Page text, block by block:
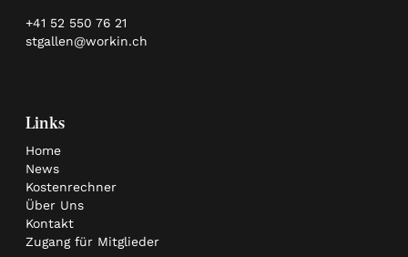
+41 52 550 76 21
stgallen@workin.ch
Links
Home
News
Kostenrechner
Über Uns
Kontakt
Zugang für Mitglieder